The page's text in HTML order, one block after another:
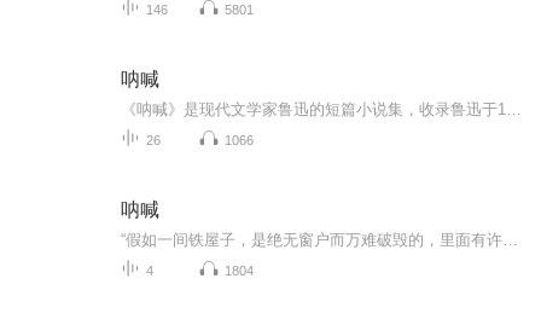
146 5801
呐喊
26 1066
呐喊
4 1804